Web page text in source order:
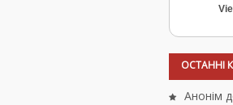
ОСТАННІ
Анонім